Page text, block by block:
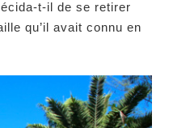
t-il de se retirer
qu’il avait connu en